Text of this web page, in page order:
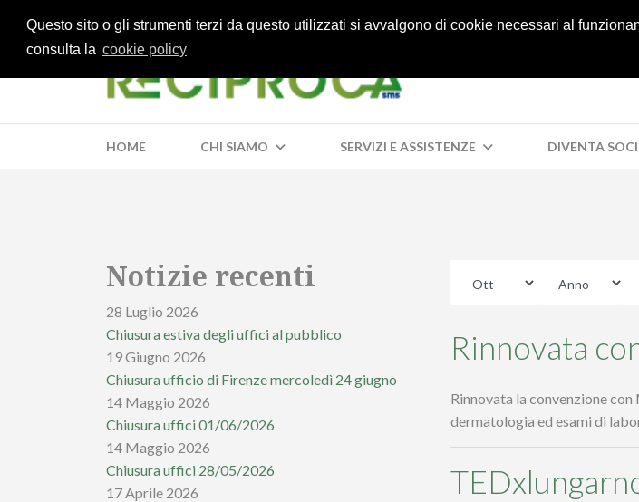
Questo sito o gli strumenti terzi da questo utilizzati si avvalgono di cookie necessari al
consulta la cookie policy
HOME CHI SIAMO SERVIZI E ASSISTENZE DIVENTA
Notizie recenti
28 Luglio 2026
Chiusura estiva degli uffici al pubblico
19 Giugno 2026
Chiusura ufficio di Firenze mercoledì 24 giugno
14 Maggio 2026
Chiusura uffici 01/06/2026
14 Maggio 2026
Chiusura uffici 28/05/2026
17 Aprile 2026
Rinnovata
Rinnovata la convenzione
dermatologia ed esami di